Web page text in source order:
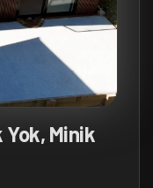
Yok, Minik